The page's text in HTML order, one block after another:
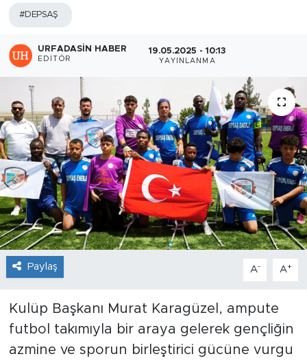
#DEPSAŞ
URFADASIN HABER
EDITÖR
19.05.2025 - 10:13
YAYINLANMA
Paylaş A- A+
Kulüp Başkanı Murat Karagüzel, ampute
futbol takımıyla bir araya gelerek gençliğin
azmine ve sporun birleştirici gücüne vurgu